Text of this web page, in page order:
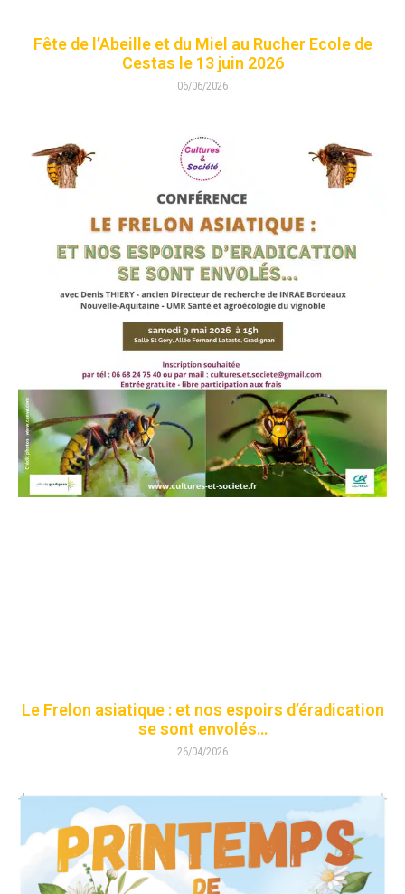
Fête de l’Abeille et du Miel au Rucher Ecole de
Cestas le 13 juin 2026
06/06/2026
Le Frelon asiatique : et nos espoirs d’éradication
se sont envolés…
26/04/2026